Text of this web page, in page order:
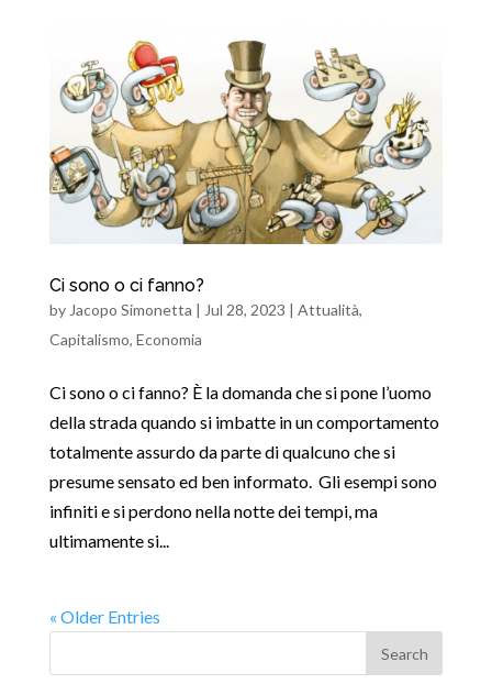
Ci sono o ci fanno?
by Jacopo Simonetta | Jul 28, 2023 | Attualità,
Capitalismo, Economia
Ci sono o ci fanno? È la domanda che si pone l’uomo
della strada quando si imbatte in un comportamento
totalmente assurdo da parte di qualcuno che si
presume sensato ed ben informato. Gli esempi sono
infiniti e si perdono nella notte dei tempi, ma
ultimamente si...
« Older Entries